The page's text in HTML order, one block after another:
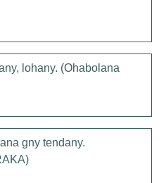
lohany. (Ohabolana
gny tendany.